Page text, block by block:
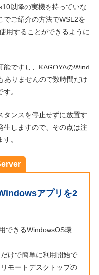
以降の実機を持っていな
でご紹介の方法でWSL2を
用することができるように
能ですし、KAGOYAのWind
ありませんので数時間だけ
。
タンスを停止せずに放置す
生しますので、その点は注
。
アプリを2
できるWindowsOS環
けで簡単に利用開始で
モートデスクトップの